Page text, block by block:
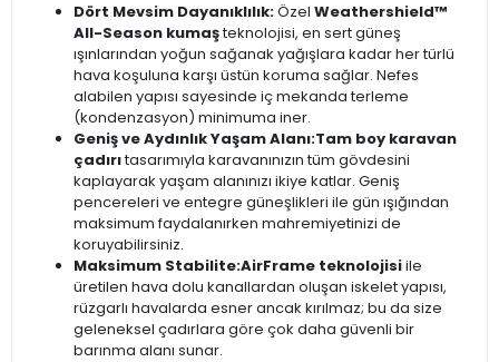
Dört Mevsim Dayanıklılık:Özel Weathershield™
All-Season kumaşteknolojisi, en sert güneş
ışınlarından yoğun sağanak yağışlara kadar her türlü
hava koşuluna karşı üstün koruma sağlar. Nefes
alabilen yapısı sayesinde iç mekanda terleme
(kondenzasyon) minimuma iner.
Geniş ve Aydınlık Yaşam Alanı:Tam boy karavan
çadırıtasarımıyla karavanınızın tüm gövdesini
kaplayarak yaşam alanınızı ikiye katlar. Geniş
pencereleri ve entegre güneşlikleri ile gün ışığından
maksimum faydalanırken mahremiyetinizi de
koruyabilirsiniz.
Maksimum Stabilite:AirFrame teknolojisiile
üretilen hava dolu kanallardan oluşan iskelet yapısı,
rüzgarlı havalarda esner ancak kırılmaz; bu da size
geleneksel çadırlara göre çok daha güvenli bir
barınma alanı sunar.